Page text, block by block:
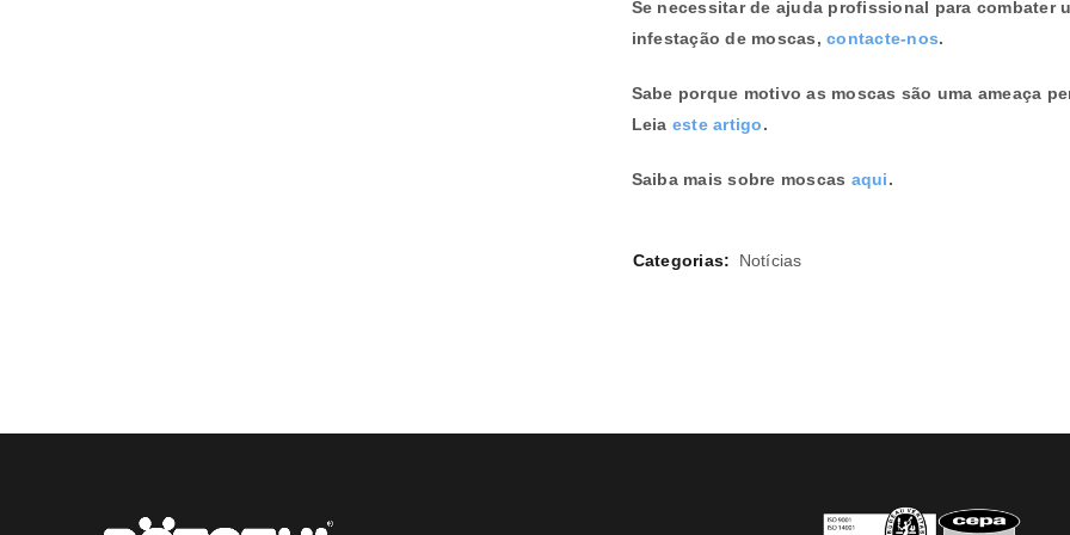
Se necessitar de ajuda profissional para combater
infestação de moscas, contacte-nos.
Sabe porque motivo as moscas são uma ameaça
Leia este artigo.
Saiba mais sobre moscas aqui.
Categorias: Notícias